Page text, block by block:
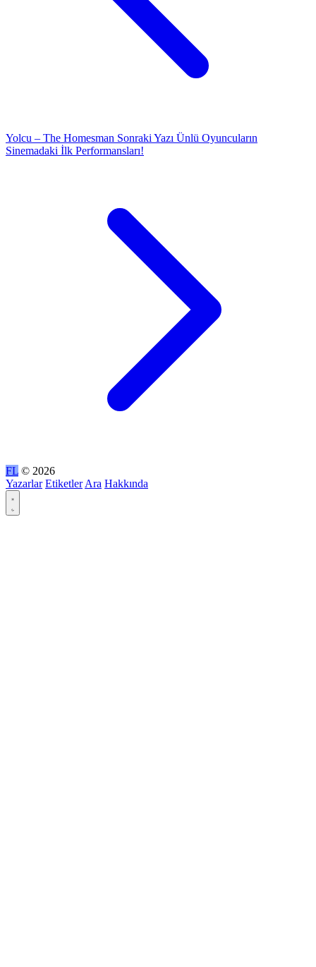
Yolcu – The Homesman Sonraki Yazı Ünlü Oyuncuların
Sinemadaki İlk Performansları!
FL © 2026
Yazarlar Etiketler Ara Hakkında